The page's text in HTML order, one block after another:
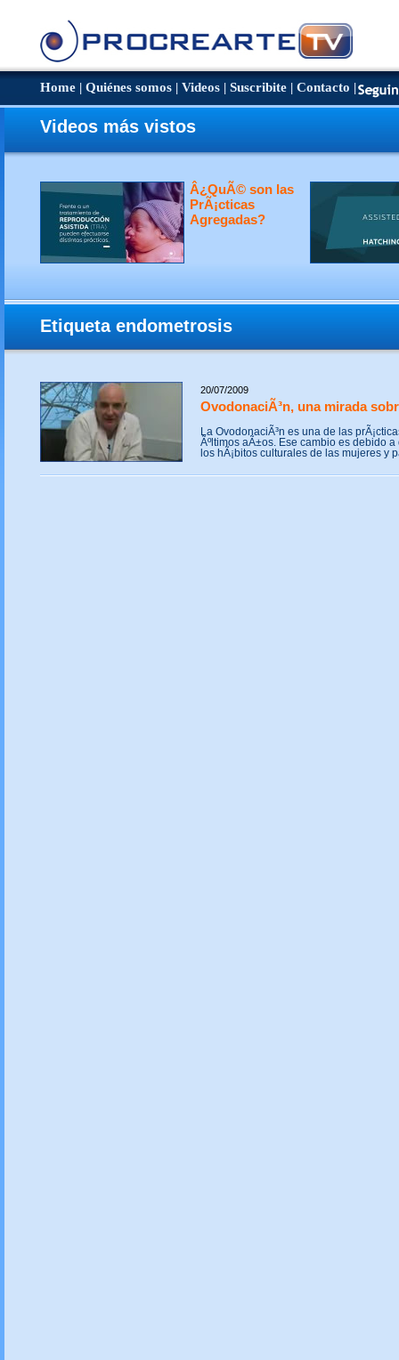
Home | Quiénes somos | Videos | Suscribite | Contacto |
Videos más vistos
Â¿QuÃ© son las
PrÃ¡cticas
Agregadas?
Etiqueta endometrosis
20/07/2009
OvodonaciÃ³n, una mirada
La OvodonaciÃ³n es una de las
Ãºltimos aÃ±os. Ese cambio es debido
los hÃ¡bitos culturales de las mujeres y